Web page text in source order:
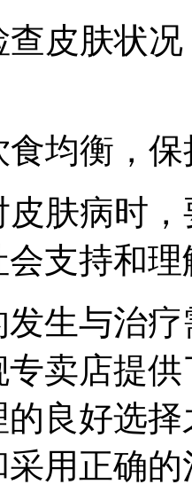
肤状况
衡，保
病时，
支持和理
与治疗
专卖店提
良好选
用正确